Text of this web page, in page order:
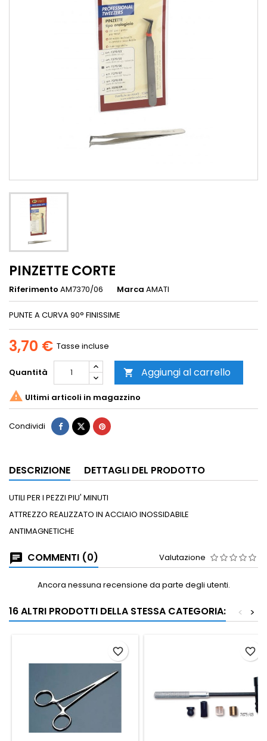
PINZETTE CORTE
Riferimento AM7370/06 Marca AMATI
PUNTE A CURVA 90° FINISSIME
3,70 € Tasse incluse
Quantità  Aggiungi al carrello
 Ultimi articoli in magazzino
Condividi
DESCRIZIONE DETTAGLI DEL PRODOTTO
UTILI PER I PEZZI PIU' MINUTI
ATTREZZO REALIZZATO IN ACCIAIO INOSSIDABILE
ANTIMAGNETICHE
COMMENTI (0) Valutazione
Ancora nessuna recensione da parte degli utenti.
16 ALTRI PRODOTTI DELLA STESSA CATEGORIA: >
<
favorite_border favorite_border